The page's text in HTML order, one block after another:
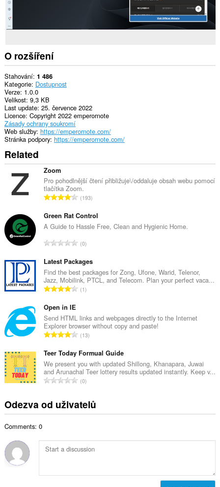
O rozšíření
Stahování 1 486
Kategorie Dostupnost
Verze 1.0.0
Velikost 9,3 KB
Last update 25. července 2022
Licence Copyright 2022 emperornote
Zásady ochrany soukromí
Web služby https://emperornote.com/
Stránka podpory https://emperornote.com/
Related
Zoom
Pro pohodlnější čtení přibližuje\/oddaluje obsah webu pomocí
tlačítka Zoom.
C
l
k
v
p
o
č
e
h
o
d
o
c
e
n
:
193
Green Rat Control
A Guide to Hassle Free, Clean and Hygienic Home.
C
l
k
o
v
o
č
e
t
h
o
d
o
c
í
:
0
Latest Packages
Find the best packages for Zong, Ufone, Warid, Telenor,
Jazz, Mobilink, PTCL, and Telecom. Plan your perfect vaca...
C
k
o
v
p
o
č
e
h
o
o
n
1
Open in IE
Send HTML links and webpages directly to the Internet
Explorer browser without copy and paste!
C
l
k
o
v
p
o
t
h
13
Teer Today Formual Guide
We present you with updated Shillong, Khanapara, Juwai
and Arunachal Teer lottery results updated instantly. Keep v...
C
k
ý
p
e
0
Odezva od uživatelů
Comments: 0